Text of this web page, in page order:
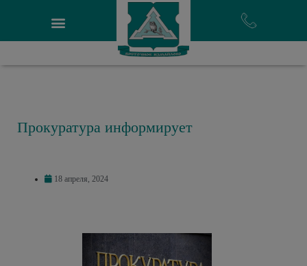
Прокуратура информирует
18 апреля, 2024